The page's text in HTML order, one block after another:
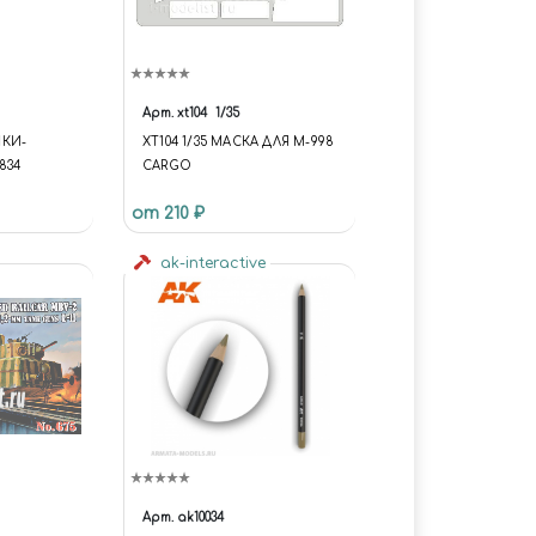
Арт. xt104 1/35
XT104 1/35 МАСКА ДЛЯ M-998
CARGO
от 210 ₽
ak-interactive
Арт. ak10034